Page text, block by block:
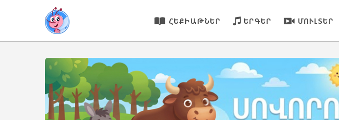
ՀԵՔԻԱԹՆԵՐ ԵՐԳԵՐ ՄՈՒԼՏԵՐ